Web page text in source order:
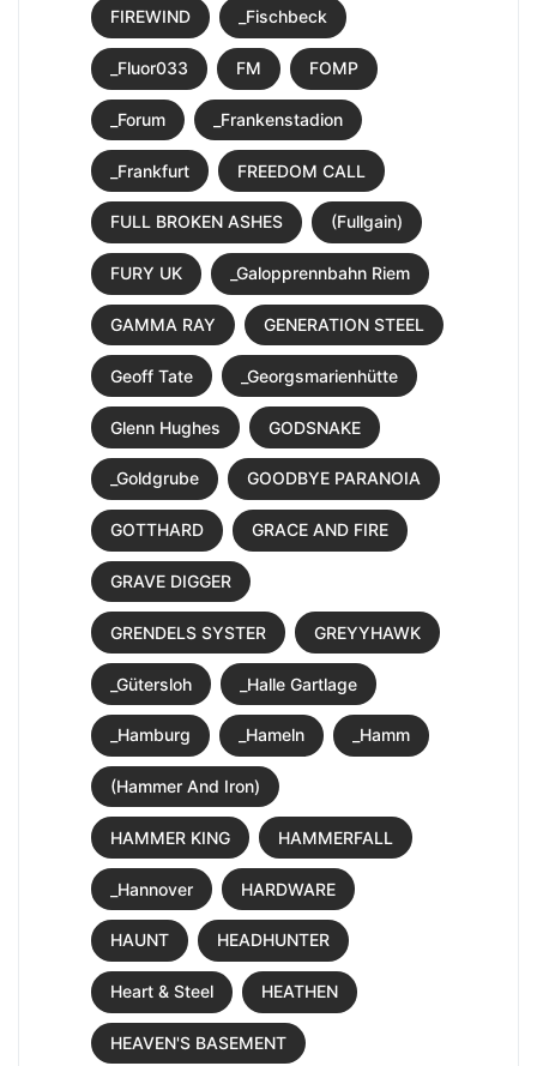
FIREWIND _Fischbeck
_Fluor033 FM FOMP
_Forum _Frankenstadion
_Frankfurt FREEDOM CALL
FULL BROKEN ASHES (Fullgain)
FURY UK _Galopprennbahn Riem
GAMMA RAY GENERATION STEEL
Geoff Tate _Georgsmarienhütte
Glenn Hughes GODSNAKE
_Goldgrube GOODBYE PARANOIA
GOTTHARD GRACE AND FIRE
GRAVE DIGGER
GRENDELS SYSTER GREYYHAWK
_Gütersloh _Halle Gartlage
_Hamburg _Hameln _Hamm
(Hammer And Iron)
HAMMER KING HAMMERFALL
_Hannover HARDWARE
HAUNT HEADHUNTER
Heart & Steel HEATHEN
HEAVEN'S BASEMENT